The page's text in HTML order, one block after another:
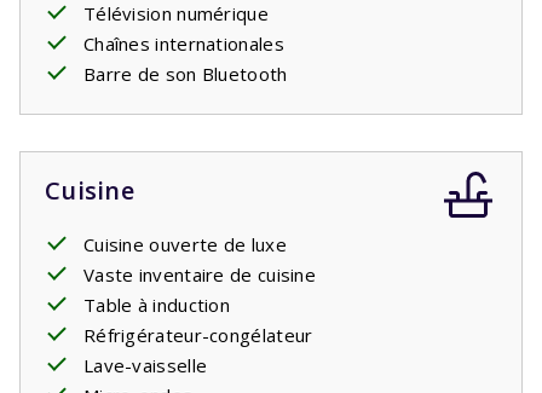
Télévision numérique
Chaînes internationales
Barre de son Bluetooth
Cuisine
Cuisine ouverte de luxe
Vaste inventaire de cuisine
Table à induction
Réfrigérateur-congélateur
Lave-vaisselle